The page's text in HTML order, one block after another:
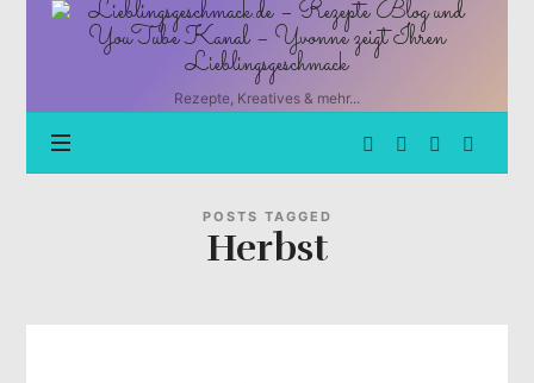
Lieblingsgeschmack.de
Rezepte
und
YouTube
Kanal
Rezepte, Kreatives & mehr...
POSTS TAGGED
Herbst